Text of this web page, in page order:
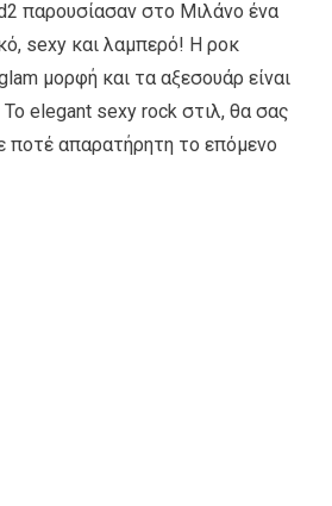
παρουσίασαν στο Μιλάνο ένα
sexy και λαμπερό! Η ροκ
μορφή και τα αξεσουάρ είναι
elegant sexy rock στιλ, θα σας
ποτέ απαρατήρητη το επόμενο